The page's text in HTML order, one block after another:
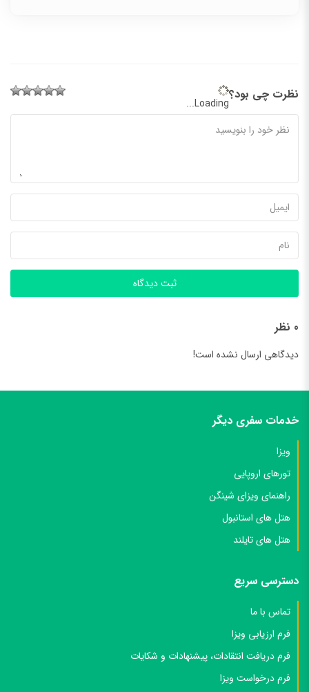
نظرت چی بود؟
Loading...
ثبت دیدگاه
0 نظر
دیدگاهی ارسال نشده است!
خدمات سفری دیگر
ویزا
تورهای اروپایی
راهنمای ویزای شینگن
هتل های استانبول
هتل های تایلند
دسترسی سریع
تماس با ما
فرم ارزیابی ویزا
فرم دریافت انتقادات، پیشنهادات و شکایات
فرم درخواست ویزا